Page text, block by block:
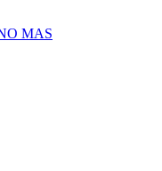
MAS